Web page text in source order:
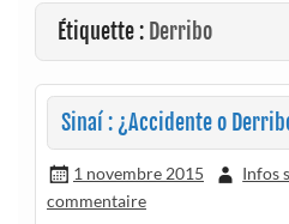
Étiquette : Derribo
Sinaí : ¿Accidente o
1 novembre 2015 Infos
commentaire